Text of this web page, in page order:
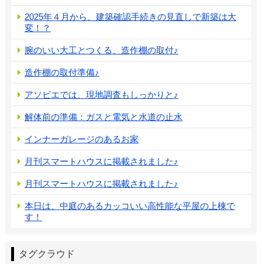
2025年４月から、建築確認手続きの見直しで新築は大
変！？
腕のいい大工とつくる、造作棚の取付♪
造作棚の取付準備♪
アソビエでは、現地調査もしっかりと♪
解体前の準備：ガスと電気と水道の止水
インナーガレージのあるお家
月刊スマートハウスに掲載されました♪
月刊スマートハウスに掲載されました♪
本日は、中庭のあるカッコいい高性能な平屋の上棟で
す！
タグクラウド